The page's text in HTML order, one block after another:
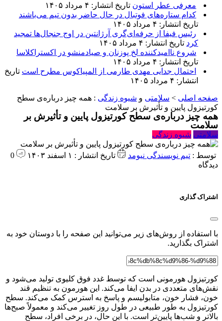
معرفی عطر استون تاریخ انتشار: ۴ مرداد ۱۴۰۵
کدام ستاره‌های فوتبال در حال حاضر بدون تیم می‌باشند
تاریخ انتشار: ۴ مرداد ۱۴۰۵
رئیس فیفا از حرفه‌ای‌گری آرژانتین در اوج جنجال‌ها تمجید
کرد تاریخ انتشار: ۴ مرداد ۱۴۰۵
شروع ناامیدکننده لخ پوزنان و صیادمنشو در اکستراکلاسا
تاریخ انتشار: ۴ مرداد ۱۴۰۵
احتمال جدایی مهدی طارمی از المپیاکوس مطرح است تاریخ
انتشار: ۴ مرداد ۱۴۰۵
صفحه اصلی > سلامتی و شیوه زندگی : همه چیز درباره‌ی سطح
کورتیزول پایین و تأثیرش بر سلامت
همه چیز درباره‌ی سطح کورتیزول پایین و تأثیرش بر
سلامت
سلامتی شیوه زندگی
توسط : تیم نویسندگی نیومد تاریخ انتشار : ۱ اسفند ۱۴۰۳
0
دیدگاه
اشتراک گذاری
با استفاده از روش‌های زیر می‌توانید این صفحه را با دوستان خود به
اشتراک بگذارید.
کورتیزول هورمونی است که توسط غدد فوق کلیوی تولید می‌شود و
نقش‌های متعددی در بدن ایفا می‌کند. این هورمون به تنظیم قند
خون، فشار خون، متابولیسم و پاسخ به استرس کمک می‌کند. سطح
کورتیزول به طور طبیعی در طول روز تغییر می‌کند و معمولاً صبح‌ها
بالاتر و شب‌ها پایین‌تر است. با این حال، در برخی افراد، سطح